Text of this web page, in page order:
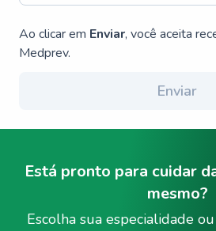
Ao clicar em Enviar, você aceita
Medprev.
Enviar
Está pronto para cuidar
mesmo?
Escolha sua especialidade